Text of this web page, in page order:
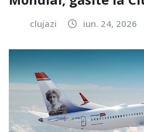
clujazi iun. 24, 2026